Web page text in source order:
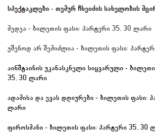
სპექტაკლები - თემურ ჩხეიძის სახელობის
მედეა - ბილეთის ფასი: პარტერი 35, 30 ლარი
უშენოდ არ შემიძლია - ბილეთის ფასი:
აინშტაინის უკანასკნელი სიყვარული -
35, 30 ლარი
ადამისა და ევას დღიურები - ბილეთის ფასი:
ლარი
ფიროსმანი - ბილეთის ფასი: პარტერი 35, 30